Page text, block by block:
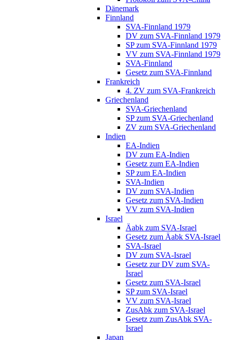
Dänemark
Finnland
SVA-Finnland 1979
DV zum SVA-Finnland 1979
SP zum SVA-Finnland 1979
VV zum SVA-Finnland 1979
SVA-Finnland
Gesetz zum SVA-Finnland
Frankreich
4. ZV zum SVA-Frankreich
Griechenland
SVA-Griechenland
SP zum SVA-Griechenland
ZV zum SVA-Griechenland
Indien
EA-Indien
DV zum EA-Indien
Gesetz zum EA-Indien
SP zum EA-Indien
SVA-Indien
DV zum SVA-Indien
Gesetz zum SVA-Indien
VV zum SVA-Indien
Israel
Äabk zum SVA-Israel
Gesetz zum Äabk SVA-Israel
SVA-Israel
DV zum SVA-Israel
Gesetz zur DV zum SVA-
Israel
Gesetz zum SVA-Israel
SP zum SVA-Israel
VV zum SVA-Israel
ZusAbk zum SVA-Israel
Gesetz zum ZusAbk SVA-
Israel
Japan